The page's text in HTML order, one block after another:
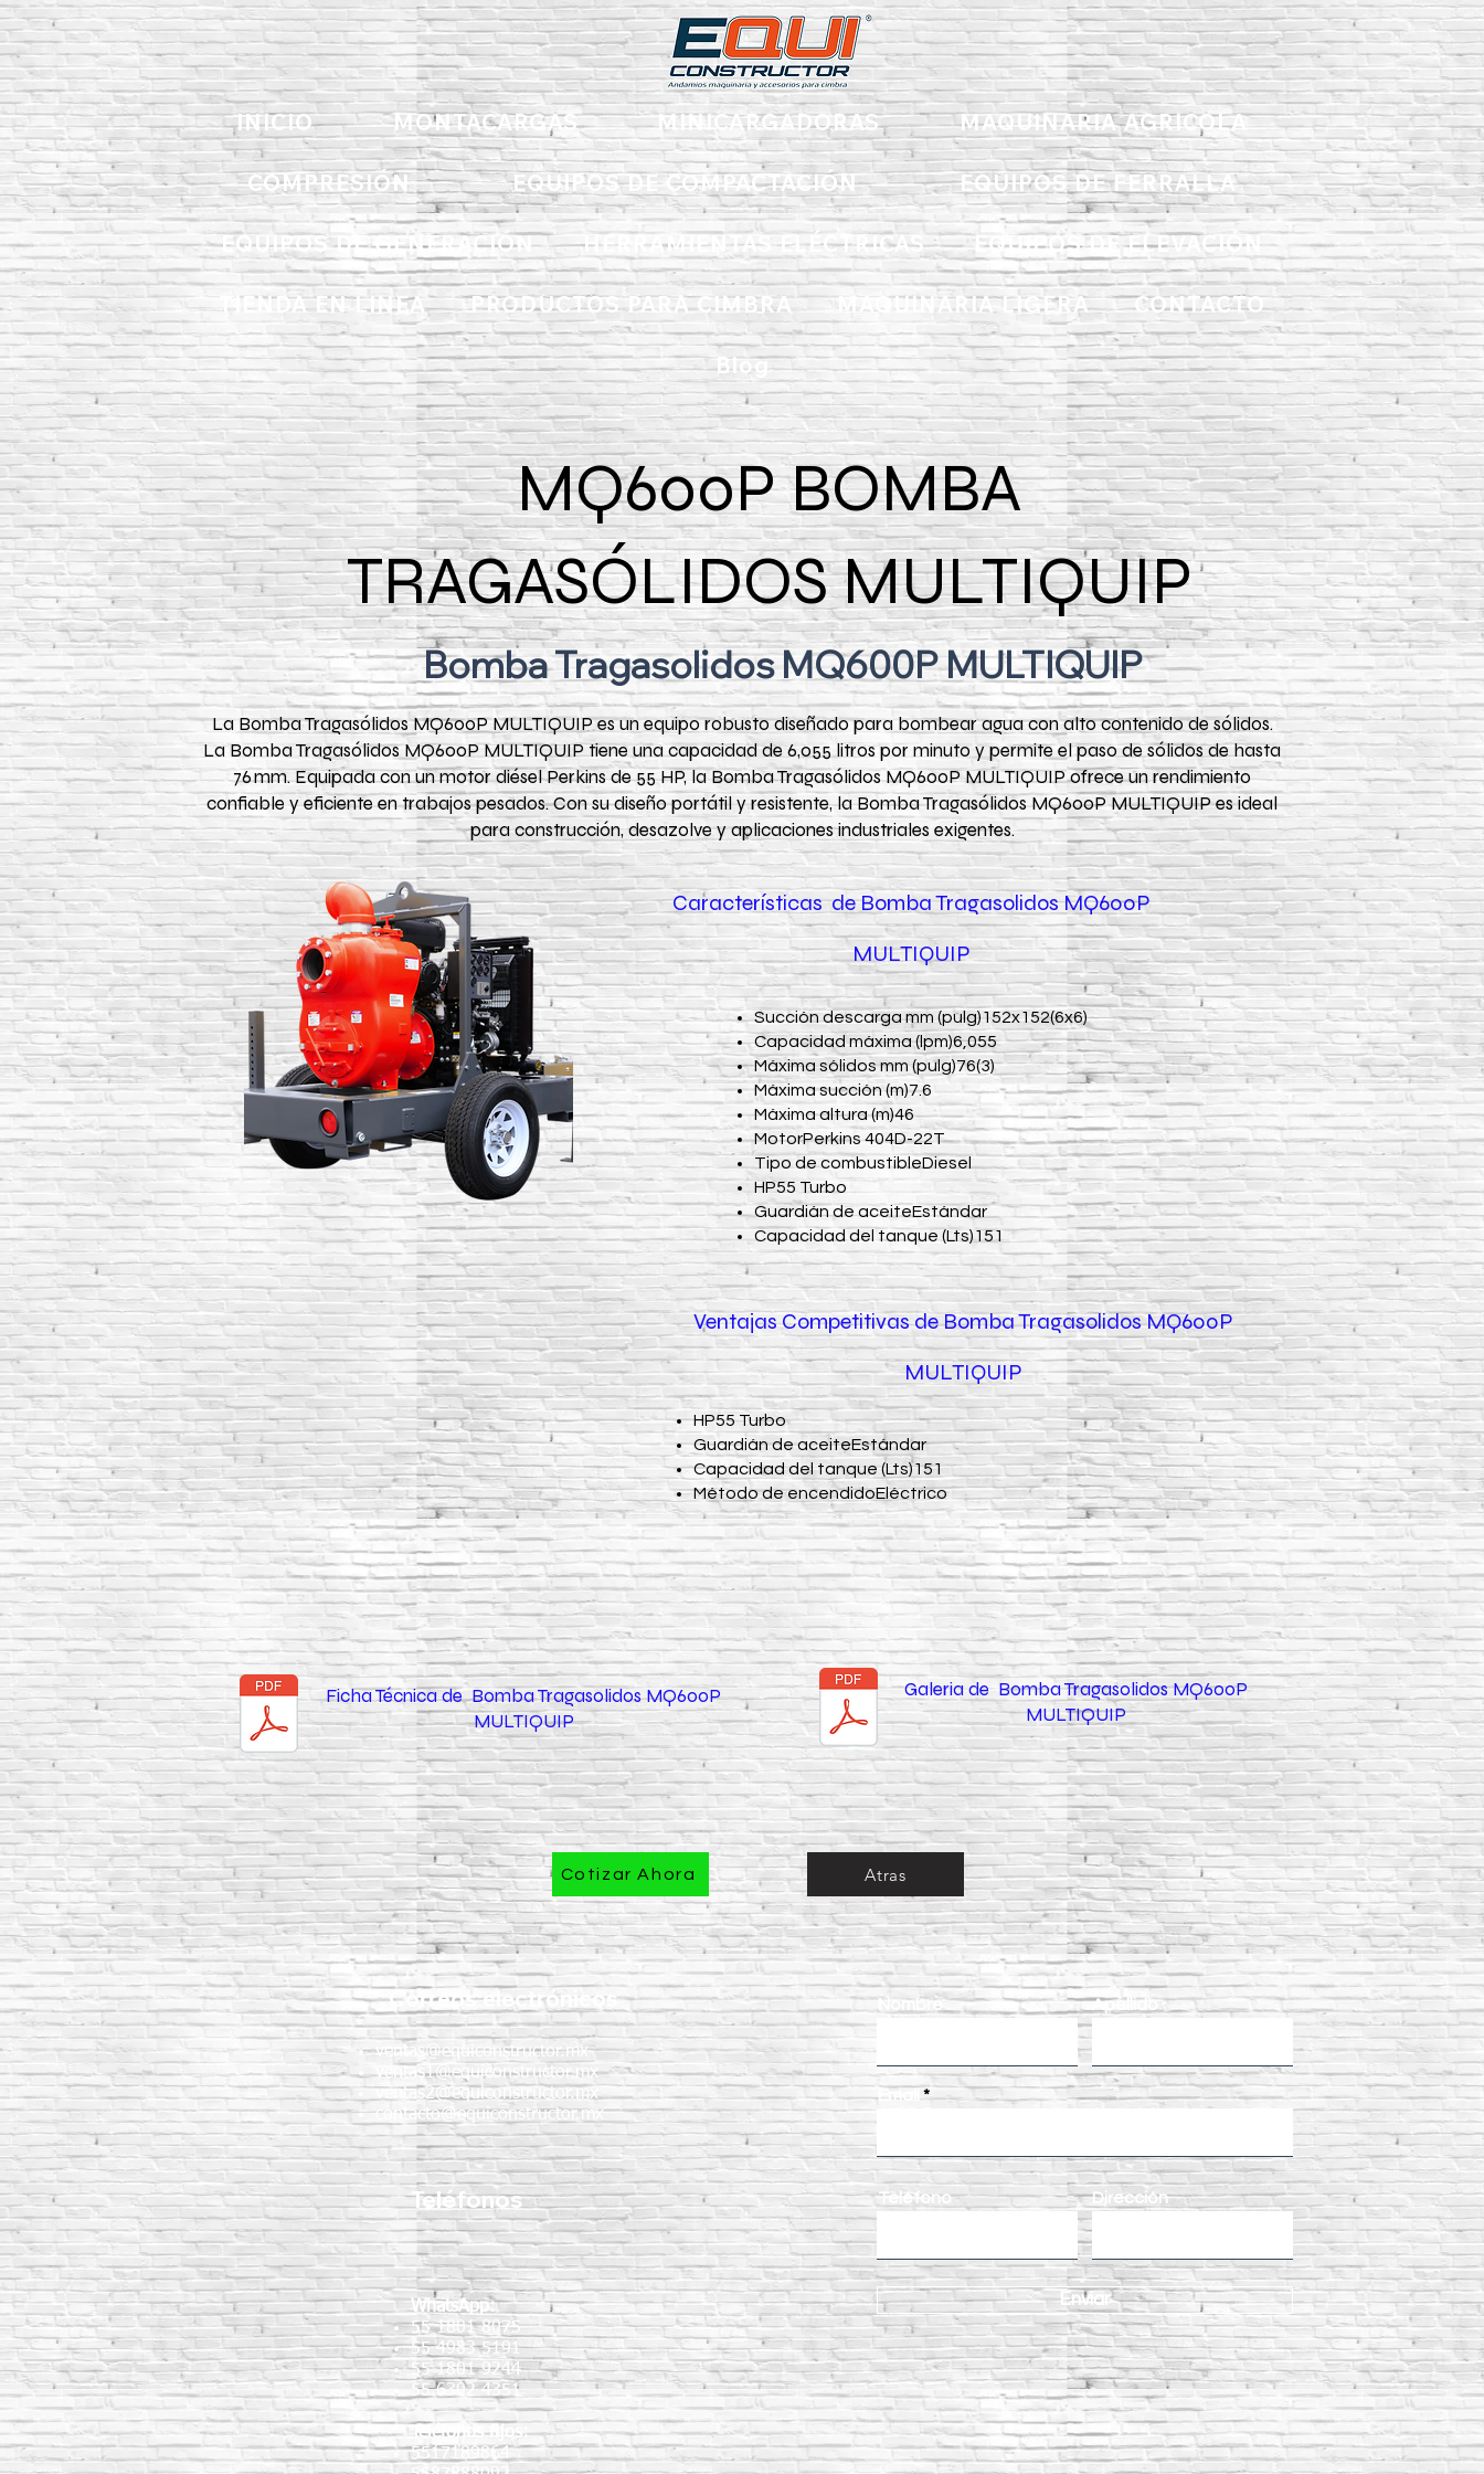
INICIO MONTACARGAS MINICARGADORAS MAQUINARIA AGRICOLA
COMPRESIÓN EQUIPOS DE COMPACTACIÓN EQUIPOS DE FERRALLA
EQUIPOS DE GENERACIÓN HERRAMIENTAS ELÉCTRICAS EQUIPOS DE ELEVACIÓN
TIENDA EN LINEA PRODUCTOS PARA CIMBRA MAQUINARIA LIGERA CONTACTO
Blog
MQ600P BOMBA
TRAGASÓLIDOS MULTIQUIP
Bomba Tragasolidos MQ600P MULTIQUIP
La Bomba Tragasólidos MQ600P MULTIQUIP es un equipo robusto diseñado para bombear agua con alto contenido de sólidos.
La Bomba Tragasólidos MQ600P MULTIQUIP tiene una capacidad de 6,055 litros por minuto y permite el paso de sólidos de hasta
76 mm. Equipada con un motor diésel Perkins de 55 HP, la Bomba Tragasólidos MQ600P MULTIQUIP ofrece un rendimiento
confiable y eficiente en trabajos pesados. Con su diseño portátil y resistente, la Bomba Tragasólidos MQ600P MULTIQUIP es ideal
para construcción, desazolve y aplicaciones industriales exigentes.
Características de Bomba Tragasolidos MQ600P
MULTIQUIP
Succión descarga mm (pulg)152x152(6x6)
Capacidad máxima (lpm)6,055
Máxima sólidos mm (pulg)76(3)
Máxima succión (m)7.6
Máxima altura (m)46
MotorPerkins 404D-22T
Tipo de combustibleDiesel
HP55 Turbo
Guardián de aceiteEstándar
Capacidad del tanque (Lts)151
Ventajas Competitivas de Bomba Tragasolidos MQ600P
MULTIQUIP
HP55 Turbo
Guardián de aceiteEstándar
Capacidad del tanque (Lts)151
Método de encendidoEléctrico
Ficha Técnica de Bomba Tragasolidos MQ600P
MULTIQUIP
Galeria de Bomba Tragasolidos MQ600P
MULTIQUIP
Cotizar Ahora Atras
Correos electrónicos
ventas@equiconstructor.mx
ventas1@equiconstructor.mx
ventas2@equiconstructor.mx
contacto@equiconstructor.mx
Teléfonos
WhatsApp:
55 1801 8075
55 4983 5191
55 1801 9244
55 6302 4351
Teléfonos fijos:
5517189864
Nombre Apellido
Email
Teléfono Dirección
Enviar